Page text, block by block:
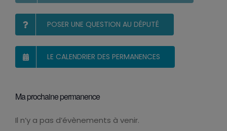
POSER UNE QUESTION AU DÉPUTÉ
LE CALENDRIER DES PERMANENCES
Ma prochaine permanence
Notice
Il n’y a pas d’évènements à venir.